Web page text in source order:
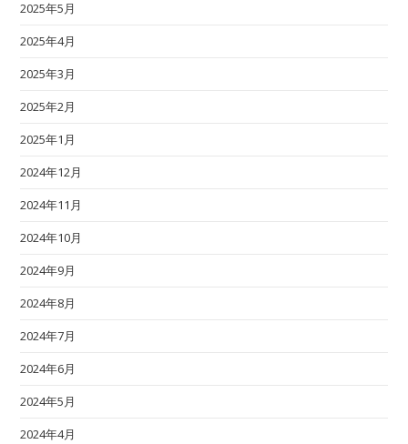
2025年5月
2025年4月
2025年3月
2025年2月
2025年1月
2024年12月
2024年11月
2024年10月
2024年9月
2024年8月
2024年7月
2024年6月
2024年5月
2024年4月